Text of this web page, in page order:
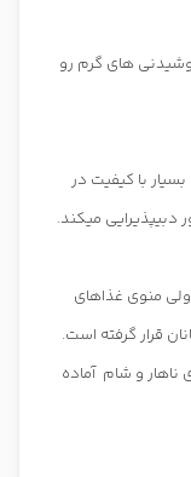
های گرم رو
بسیار با کیفیت در
دبیپذیرایی میکند.
منوی غذاهای
قرار گرفته است.
ناهار و شام آماده